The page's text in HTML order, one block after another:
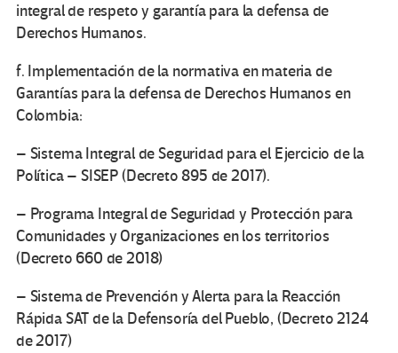
integral de respeto y garantía para la defensa de
Derechos Humanos.
f. Implementación de la normativa en materia de
Garantías para la defensa de Derechos Humanos en
Colombia:
– Sistema Integral de Seguridad para el Ejercicio de la
Política – SISEP (Decreto 895 de 2017).
– Programa Integral de Seguridad y Protección para
Comunidades y Organizaciones en los territorios
(Decreto 660 de 2018)
– Sistema de Prevención y Alerta para la Reacción
Rápida SAT de la Defensoría del Pueblo, (Decreto 2124
de 2017)